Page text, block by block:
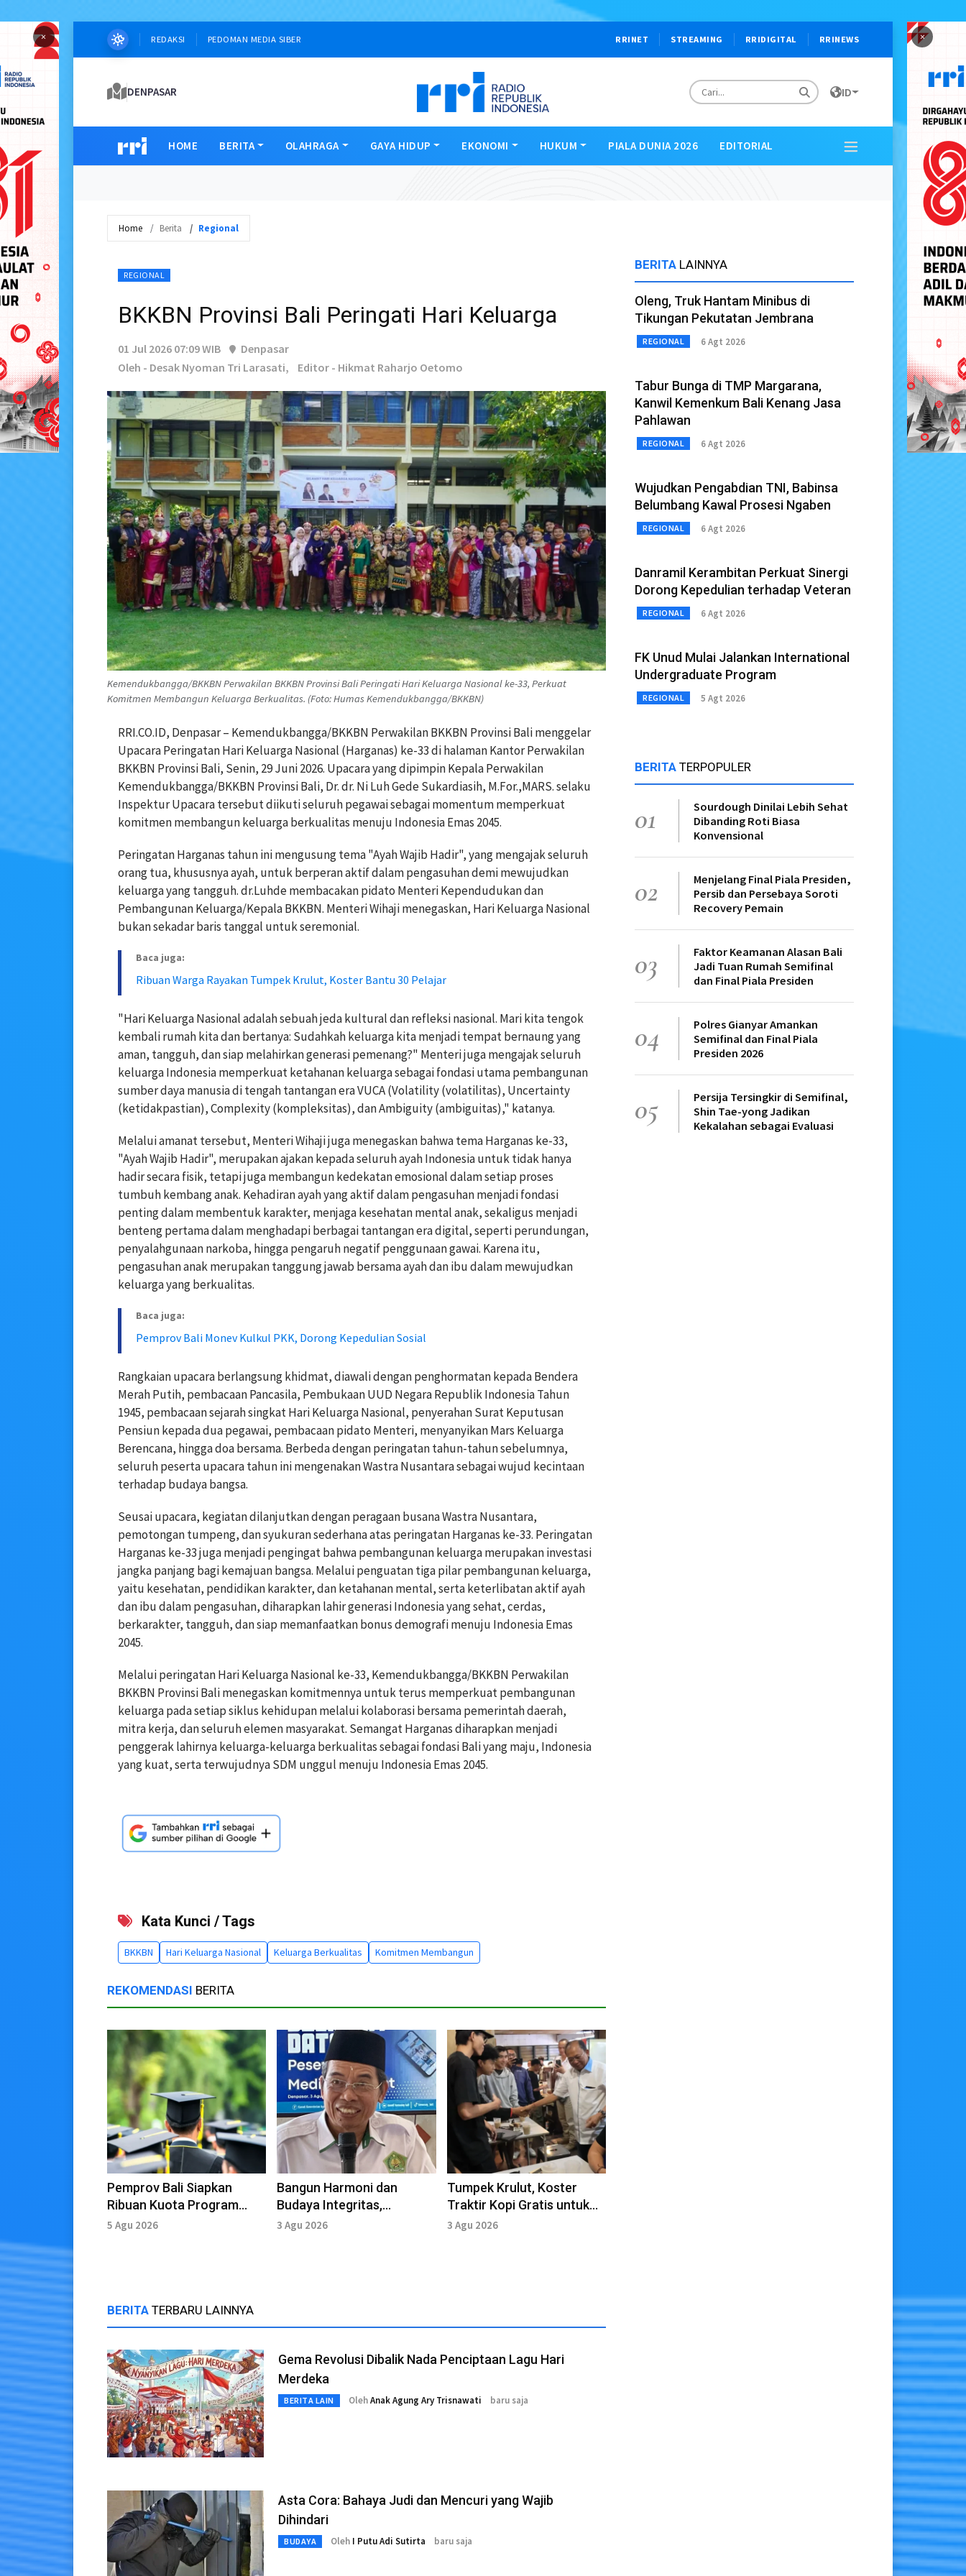
× ×
REDAKSI PEDOMAN MEDIA SIBER RRINET STREAMING RRIDIGITAL RRINEWS
DENPASAR ID
HOME BERITA OLAHRAGA GAYA HIDUP EKONOMI HUKUM PIALA DUNIA 2026 EDITORIAL
Home Berita Regional
REGIONAL
BKKBN Provinsi Bali Peringati Hari Keluarga
01 Jul 2026 07:09 WIB
Denpasar
Oleh - Desak Nyoman Tri Larasati,
Editor - Hikmat Raharjo Oetomo
Kemendukbangga/BKKBN Perwakilan BKKBN Provinsi Bali Peringati Hari Keluarga Nasional ke-33, Perkuat
Komitmen Membangun Keluarga Berkualitas. (Foto: Humas Kemendukbangga/BKKBN)
RRI.CO.ID, Denpasar – Kemendukbangga/BKKBN Perwakilan BKKBN Provinsi Bali menggelar
Upacara Peringatan Hari Keluarga Nasional (Harganas) ke-33 di halaman Kantor Perwakilan
BKKBN Provinsi Bali, Senin, 29 Juni 2026. Upacara yang dipimpin Kepala Perwakilan
Kemendukbangga/BKKBN Provinsi Bali, Dr. dr. Ni Luh Gede Sukardiasih, M.For.,MARS. selaku
Inspektur Upacara tersebut diikuti seluruh pegawai sebagai momentum memperkuat
komitmen membangun keluarga berkualitas menuju Indonesia Emas 2045.
Peringatan Harganas tahun ini mengusung tema "Ayah Wajib Hadir", yang mengajak seluruh
orang tua, khususnya ayah, untuk berperan aktif dalam pengasuhan demi mewujudkan
keluarga yang tangguh. dr.Luhde membacakan pidato Menteri Kependudukan dan
Pembangunan Keluarga/Kepala BKKBN. Menteri Wihaji menegaskan, Hari Keluarga Nasional
bukan sekadar baris tanggal untuk seremonial.
Baca juga:
Ribuan Warga Rayakan Tumpek Krulut, Koster Bantu 30 Pelajar
"Hari Keluarga Nasional adalah sebuah jeda kultural dan refleksi nasional. Mari kita tengok
kembali rumah kita dan bertanya: Sudahkah keluarga kita menjadi tempat bernaung yang
aman, tangguh, dan siap melahirkan generasi pemenang?" Menteri juga mengajak seluruh
keluarga Indonesia memperkuat ketahanan keluarga sebagai fondasi utama pembangunan
sumber daya manusia di tengah tantangan era VUCA (Volatility (volatilitas), Uncertainty
(ketidakpastian), Complexity (kompleksitas), dan Ambiguity (ambiguitas)," katanya.
Melalui amanat tersebut, Menteri Wihaji juga menegaskan bahwa tema Harganas ke-33,
"Ayah Wajib Hadir", merupakan ajakan kepada seluruh ayah Indonesia untuk tidak hanya
hadir secara fisik, tetapi juga membangun kedekatan emosional dalam setiap proses
tumbuh kembang anak. Kehadiran ayah yang aktif dalam pengasuhan menjadi fondasi
penting dalam membentuk karakter, menjaga kesehatan mental anak, sekaligus menjadi
benteng pertama dalam menghadapi berbagai tantangan era digital, seperti perundungan,
penyalahgunaan narkoba, hingga pengaruh negatif penggunaan gawai. Karena itu,
pengasuhan anak merupakan tanggung jawab bersama ayah dan ibu dalam mewujudkan
keluarga yang berkualitas.
Baca juga:
Pemprov Bali Monev Kulkul PKK, Dorong Kepedulian Sosial
Rangkaian upacara berlangsung khidmat, diawali dengan penghormatan kepada Bendera
Merah Putih, pembacaan Pancasila, Pembukaan UUD Negara Republik Indonesia Tahun
1945, pembacaan sejarah singkat Hari Keluarga Nasional, penyerahan Surat Keputusan
Pensiun kepada dua pegawai, pembacaan pidato Menteri, menyanyikan Mars Keluarga
Berencana, hingga doa bersama. Berbeda dengan peringatan tahun-tahun sebelumnya,
seluruh peserta upacara tahun ini mengenakan Wastra Nusantara sebagai wujud kecintaan
terhadap budaya bangsa.
Seusai upacara, kegiatan dilanjutkan dengan peragaan busana Wastra Nusantara,
pemotongan tumpeng, dan syukuran sederhana atas peringatan Harganas ke-33. Peringatan
Harganas ke-33 juga menjadi pengingat bahwa pembangunan keluarga merupakan investasi
jangka panjang bagi kemajuan bangsa. Melalui penguatan tiga pilar pembangunan keluarga,
yaitu kesehatan, pendidikan karakter, dan ketahanan mental, serta keterlibatan aktif ayah
dan ibu dalam pengasuhan, diharapkan lahir generasi Indonesia yang sehat, cerdas,
berkarakter, tangguh, dan siap memanfaatkan bonus demografi menuju Indonesia Emas
2045.
Melalui peringatan Hari Keluarga Nasional ke-33, Kemendukbangga/BKKBN Perwakilan
BKKBN Provinsi Bali menegaskan komitmennya untuk terus memperkuat pembangunan
keluarga pada setiap siklus kehidupan melalui kolaborasi bersama pemerintah daerah,
mitra kerja, dan seluruh elemen masyarakat. Semangat Harganas diharapkan menjadi
penggerak lahirnya keluarga-keluarga berkualitas sebagai fondasi Bali yang maju, Indonesia
yang kuat, serta terwujudnya SDM unggul menuju Indonesia Emas 2045.
Kata Kunci / Tags
BKKBN Hari Keluarga Nasional Keluarga Berkualitas Komitmen Membangun
REKOMENDASI BERITA
Pemprov Bali Siapkan
Ribuan Kuota Program
Satu Keluarga Satu
5 Agu 2026
Bangun Harmoni dan
Budaya Integritas,
Kemenag Bali Perkuat
3 Agu 2026
Tumpek Krulut, Koster
Traktir Kopi Gratis untuk
Dukung UMKM
3 Agu 2026
BERITA TERBARU LAINNYA
Gema Revolusi Dibalik Nada Penciptaan Lagu Hari
Merdeka
BERITA LAIN OlehAnak Agung Ary Trisnawati baru saja
Asta Cora: Bahaya Judi dan Mencuri yang Wajib
Dihindari
BUDAYA Oleh I Putu Adi Sutirta baru saja
BERITA LAINNYA
Oleng, Truk Hantam Minibus di
Tikungan Pekutatan Jembrana
REGIONAL 6 Agt 2026
Tabur Bunga di TMP Margarana,
Kanwil Kemenkum Bali Kenang Jasa
Pahlawan
REGIONAL 6 Agt 2026
Wujudkan Pengabdian TNI, Babinsa
Belumbang Kawal Prosesi Ngaben
REGIONAL 6 Agt 2026
Danramil Kerambitan Perkuat Sinergi
Dorong Kepedulian terhadap Veteran
REGIONAL 6 Agt 2026
FK Unud Mulai Jalankan International
Undergraduate Program
REGIONAL 5 Agt 2026
BERITA TERPOPULER
01
Sourdough Dinilai Lebih Sehat
Dibanding Roti Biasa
Konvensional
02
Menjelang Final Piala Presiden,
Persib dan Persebaya Soroti
Recovery Pemain
03
Faktor Keamanan Alasan Bali
Jadi Tuan Rumah Semifinal
dan Final Piala Presiden
04
Polres Gianyar Amankan
Semifinal dan Final Piala
Presiden 2026
05
Persija Tersingkir di Semifinal,
Shin Tae-yong Jadikan
Kekalahan sebagai Evaluasi